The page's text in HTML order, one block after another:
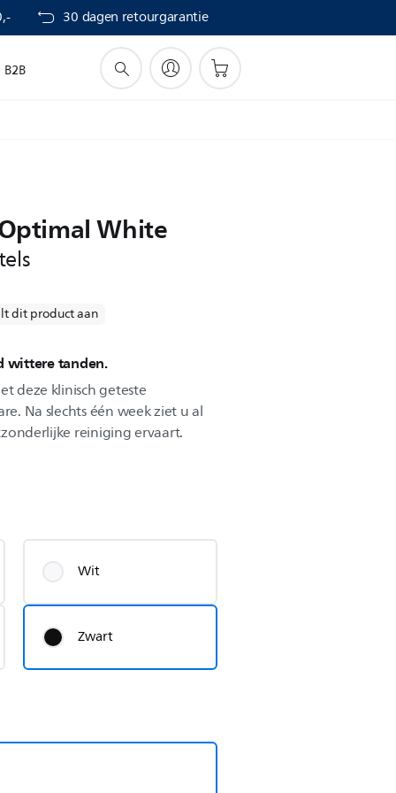
30 dagen retourgarantie
B2B
White
dit product aan
wittere tanden.
deze klinisch geteste
Na slechts één week ziet u al
reiniging ervaart.
Wit
Zwart